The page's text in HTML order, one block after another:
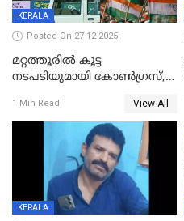
KERALA
Posted On 27-12-2025
മറ്റത്തൂരിൽ കൂട്ട
നടപടിയുമായി കോണ്‍ഗ്രസ്,
എട്ട് പേര്‍ ഉള്‍പ്പെടെ
പത്തുപേരെ പുറത്താക്കി,
ചൊവ്വന്നൂരിലും നടപടി
1 Min Read View All
KERALA